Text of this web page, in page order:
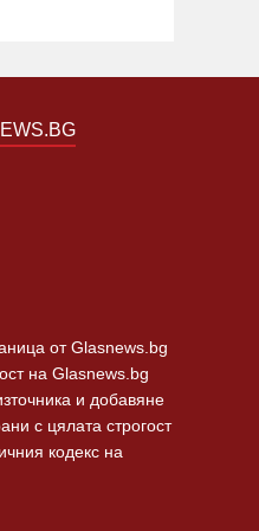
от Glasnews.bg
на Glasnews.bg
и добавяне
с цялата строгост
кодекс на